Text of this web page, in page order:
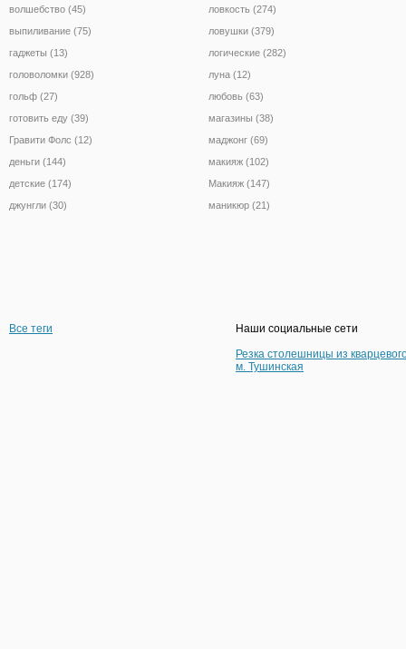
волшебство (45)
выпиливание (75)
гаджеты (13)
головоломки (928)
гольф (27)
готовить еду (39)
Гравити Фолс (12)
деньги (144)
детские (174)
джунгли (30)
ловкость (274)
ловушки (379)
логические (282)
луна (12)
любовь (63)
магазины (38)
маджонг (69)
макияж (102)
Макияж (147)
маникюр (21)
Все теги
Наши социальные сети
Резка столешницы из
м. Тушинская